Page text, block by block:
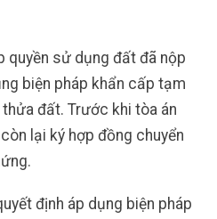
quyền sử dụng đất đã nộp
biện pháp khẩn cấp tạm
đất. Trước khi tòa án
lại ký hợp đồng chuyển
định áp dụng biện pháp